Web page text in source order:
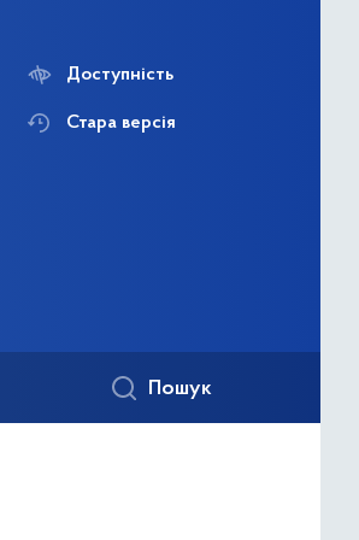
Доступність
Стара версія
Пошук